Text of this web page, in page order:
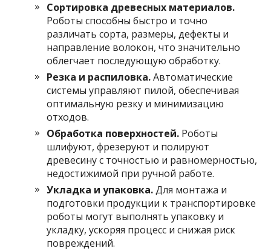
Сортировка древесных материалов.
Роботы способны быстро и точно
различать сорта, размеры, дефекты и
направление волокон, что значительно
облегчает последующую обработку.
Резка и распиловка.Автоматические
системы управляют пилой, обеспечивая
оптимальную резку и минимизацию
отходов.
Обработка поверхностей. Роботы
шлифуют, фрезеруют и полируют
древесину с точностью и равномерностью,
недостижимой при ручной работе.
Укладка и упаковка.Для монтажа и
подготовки продукции к транспортировке
роботы могут выполнять упаковку и
укладку, ускоряя процесс и снижая риск
повреждений.